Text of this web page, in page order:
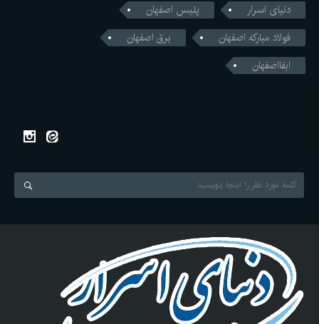
دنیای اسرار
پلیس اصفهان
فولاد مبارکه اصفهان
برق اصفهان
ابفااصفهان